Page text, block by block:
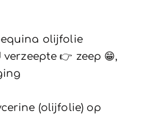
olijfolie
👉 zeep 😁,
(olijfolie) op